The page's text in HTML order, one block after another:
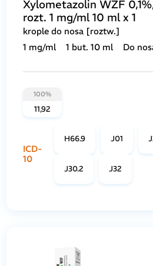
Xylometazolin WZF
rozt. 1 mg/ml 10 ml x 1
krople do nosa [roztw.]
1 mg/ml
1 but. 10 ml Do
100%
11,92
ICD-
10
H66.9 J01
J30.2 J32